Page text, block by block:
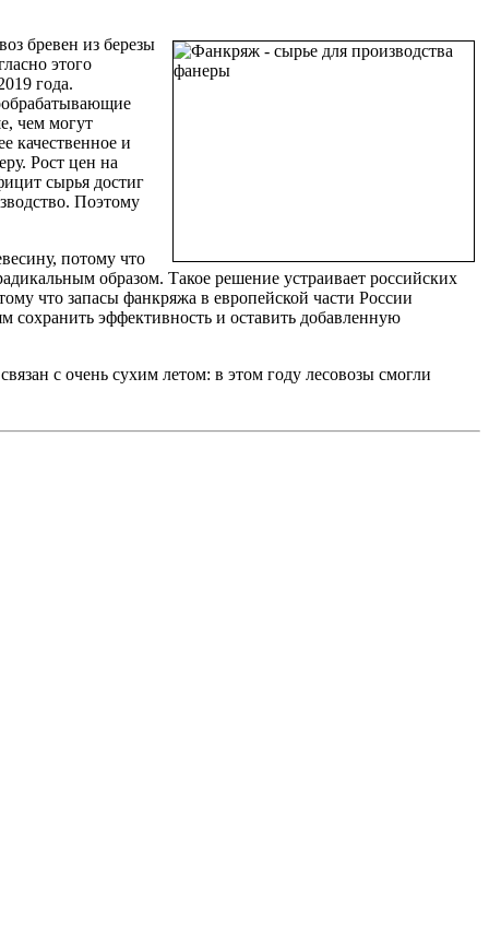
бревен из березы
этого
года.
чем могут
качественное и
Рост цен на
сырья достиг
Поэтому
потому что
образом. Такое решение устраивает российских
что запасы фанкряжа в европейской части России
сохранить эффективность и оставить добавленную
с очень сухим летом: в этом году лесовозы смогли